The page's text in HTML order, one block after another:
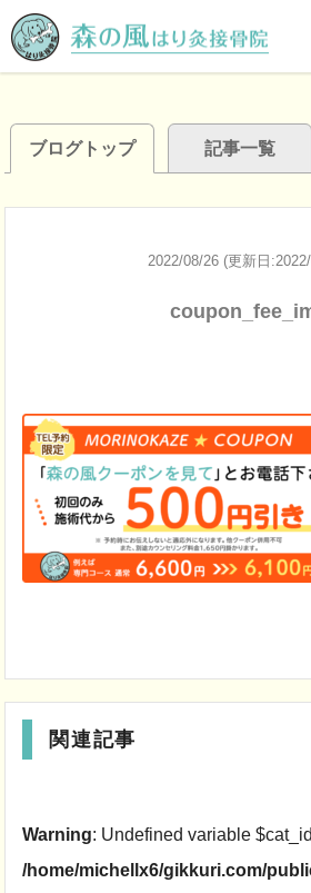
ブログトップ 記事一覧
2022/08/26 (更新日
関連記事
Warning: Undefined variable
/home/michellx6/gikkuri.com/